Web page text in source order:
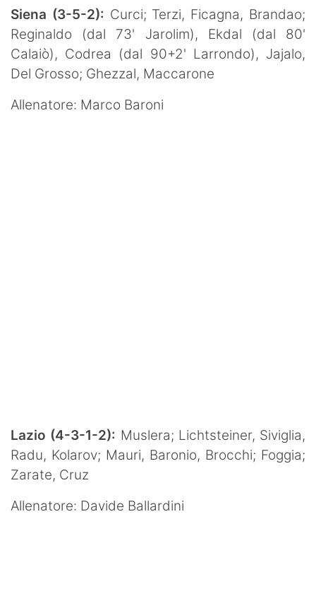
Siena (3-5-2): Curci; Terzi, Ficagna, Brandao;
Reginaldo (dal 73' Jarolim), Ekdal (dal 80'
Calaiò), Codrea (dal 90+2' Larrondo), Jajalo,
Del Grosso; Ghezzal, Maccarone
Allenatore: Marco Baroni
Lazio (4-3-1-2): Muslera; Lichtsteiner, Siviglia,
Radu, Kolarov; Mauri, Baronio, Brocchi; Foggia;
Zarate, Cruz
Allenatore: Davide Ballardini